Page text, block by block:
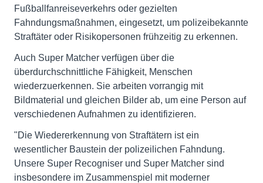
Fußballfanreiseverkehrs oder gezielten
Fahndungsmaßnahmen, eingesetzt, um polizeibekannte
Straftäter oder Risikopersonen frühzeitig zu erkennen.
Auch Super Matcher verfügen über die
überdurchschnittliche Fähigkeit, Menschen
wiederzuerkennen. Sie arbeiten vorrangig mit
Bildmaterial und gleichen Bilder ab, um eine Person auf
verschiedenen Aufnahmen zu identifizieren.
"Die Wiedererkennung von Straftätern ist ein
wesentlicher Baustein der polizeilichen Fahndung.
Unsere Super Recogniser und Super Matcher sind
insbesondere im Zusammenspiel mit moderner